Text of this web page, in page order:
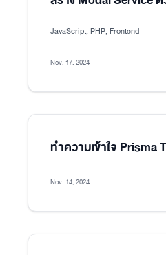
JavaScript, PHP, Frontend
Nov. 17, 2024
ทำความเข้าใจ Prisma
Nov. 14, 2024